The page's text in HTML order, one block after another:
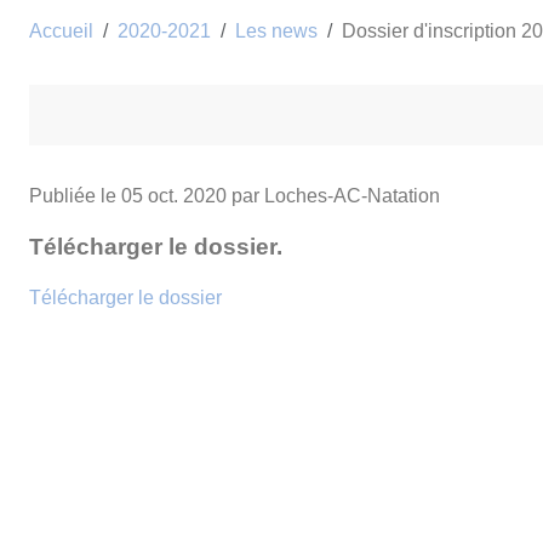
Accueil 2020-2021 Les news Dossier d'inscription
Publiée le 05 oct. 2020 par Loches-AC-Natation
Télécharger le dossier.
Télécharger le dossier